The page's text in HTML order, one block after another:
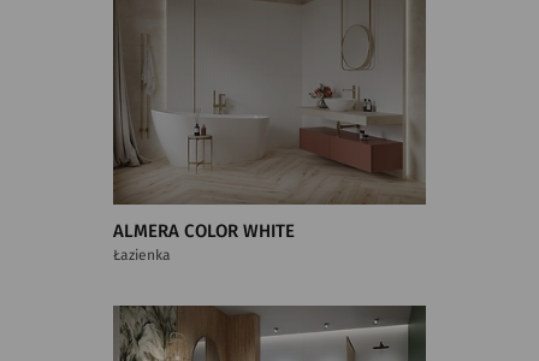
ALMERA COLOR WHITE
Łazienka